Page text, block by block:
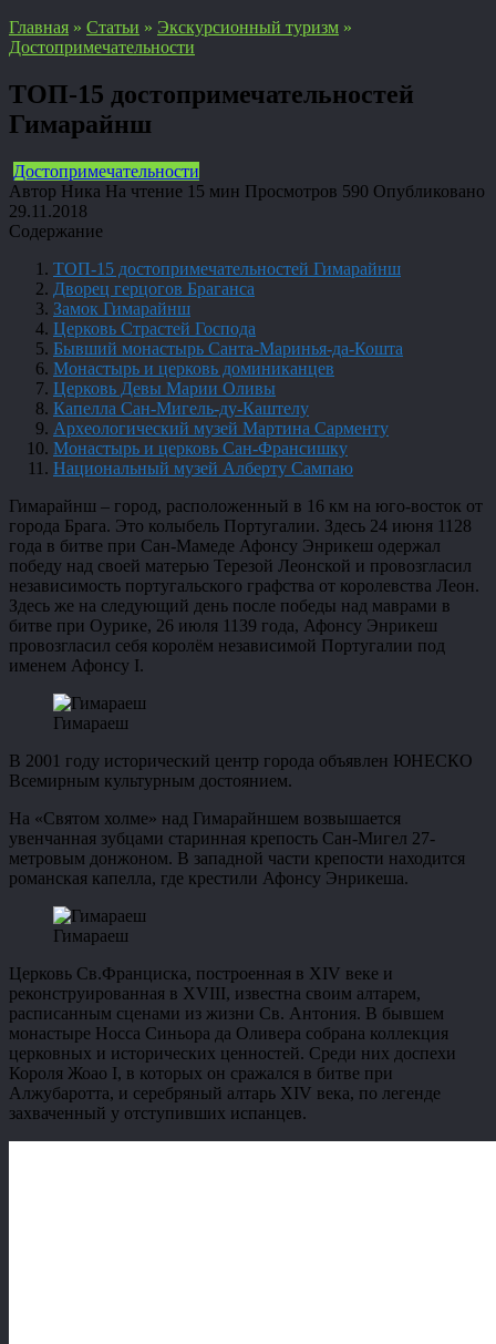
Главная » Статьи » Экскурсионный туризм »
Достопримечательности
ТОП-15 достопримечательностей
Гимарайнш
Достопримечательности
Автор Ника На чтение 15 мин Просмотров 590 Опубликовано
29.11.2018
Содержание
ТОП-15 достопримечательностей Гимарайнш
Дворец герцогов Браганса
Замок Гимарайнш
Церковь Страстей Господа
Бывший монастырь Санта-Маринья-да-Кошта
Монастырь и церковь доминиканцев
Церковь Девы Марии Оливы
Капелла Сан-Мигель-ду-Каштелу
Археологический музей Мартина Сарменту
Монастырь и церковь Сан-Франсишку
Национальный музей Алберту Сампаю
Гимарайнш – город, расположенный в 16 км на юго-восток от
города Брага. Это колыбель Португалии. Здесь 24 июня 1128
года в битве при Сан-Мамеде Афонсу Энрикеш одержал
победу над своей матерью Терезой Леонской и провозгласил
независимость португальского графства от королевства Леон.
Здесь же на следующий день после победы над маврами в
битве при Оурике, 26 июля 1139 года, Афонсу Энрикеш
провозгласил себя королём независимой Португалии под
именем Афонсу I.
Гимараеш
В 2001 году исторический центр города объявлен ЮНЕСКО
Всемирным культурным достоянием.
На «Святом холме» над Гимарайншем возвышается
увенчанная зубцами старинная крепость Сан-Мигел 27-
метровым донжоном. В западной части крепости находится
романская капелла, где крестили Афонсу Энрикеша.
Гимараеш
Церковь Св.Франциска, построенная в XIV веке и
реконструированная в XVIII, известна своим алтарем,
расписанным сценами из жизни Св. Антония. В бывшем
монастыре Носса Синьора да Оливера собрана коллекция
церковных и исторических ценностей. Среди них доспехи
Короля Жоао I, в которых он сражался в битве при
Алжубаротта, и серебряный алтарь XIV века, по легенде
захваченный у отступивших испанцев.